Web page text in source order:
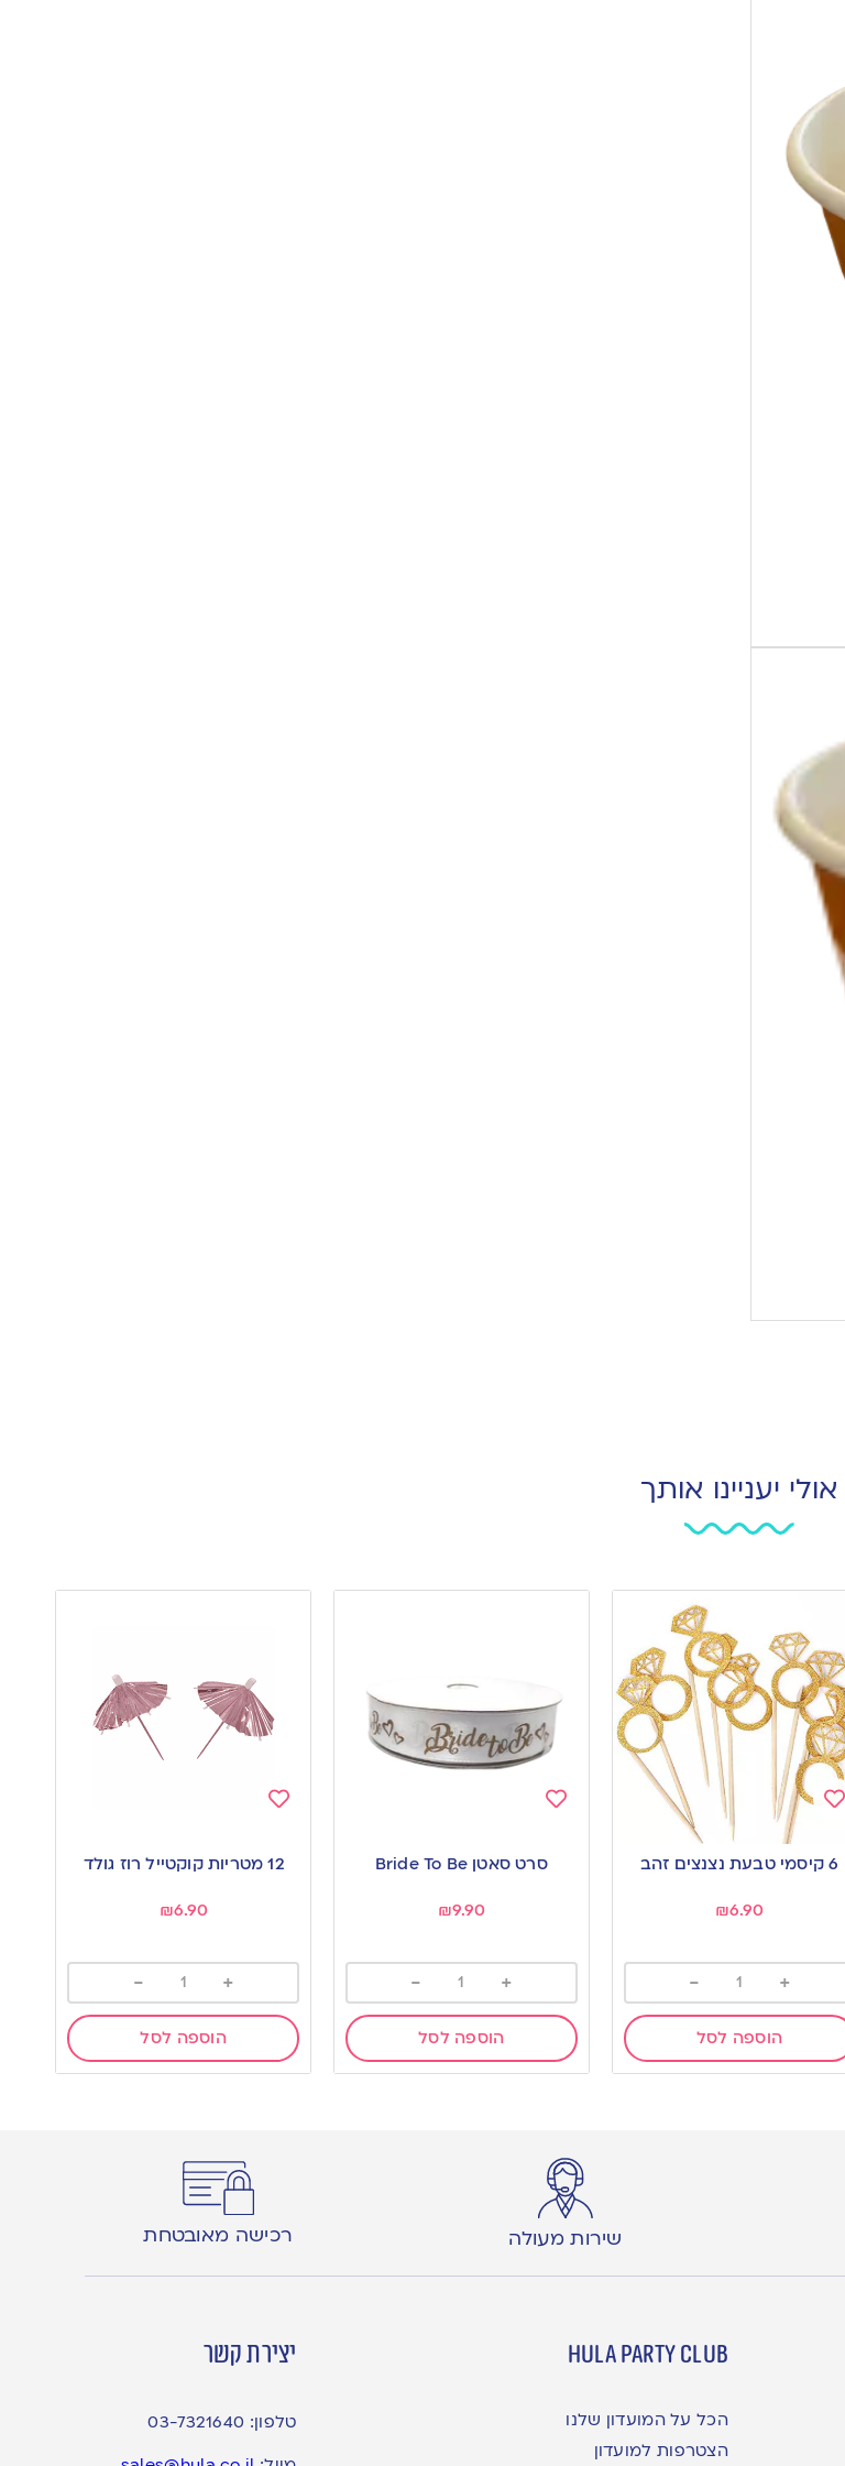
אולי יעניינו אותך
to
wishlist
6 קיסמי טבעת נצנצים זהב
₪6.90
+
-
הוספה לסל
סרט סאטן Bride To Be
₪9.90
+
-
הוספה לסל
to
12 מטריות קוקטייל רוז גולד
₪6.90
+
-
הוספה לסל
שירות מעולה רכישה מאובטחת
hula party club
הכל על המועדון שלנו
הצטרפות למועדון
יצירת קשר
טלפון: 03-7321640